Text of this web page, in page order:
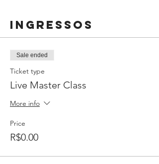
Ingressos
Sale ended
Ticket type
Live Master Class
More info
Price
R$0.00